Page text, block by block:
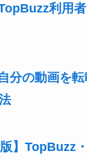
利用
分の動画を
版】TopBuzz